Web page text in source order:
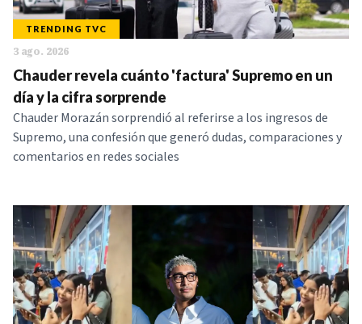
TRENDING TVC
3 ago. 2026
Chauder revela cuánto 'factura' Supremo en un
día y la cifra sorprende
Chauder Morazán sorprendió al referirse a los ingresos de
Supremo, una confesión que generó dudas, comparaciones y
comentarios en redes sociales